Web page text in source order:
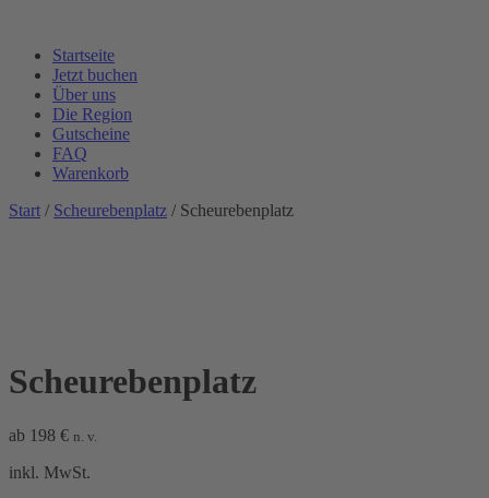
Startseite
Jetzt buchen
Über uns
Die Region
Gutscheine
FAQ
Warenkorb
Start / Scheurebenplatz / Scheurebenplatz
Scheurebenplatz
ab 198 € n. v.
inkl. MwSt.